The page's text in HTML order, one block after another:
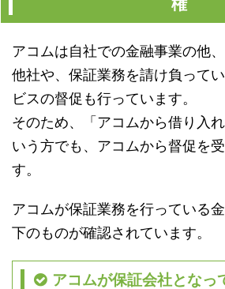
権
アコムは自社での金融事業の他
他社や、保証業務を請け負って
ビスの督促も行っています。
そのため、「アコムから借り入
いう方でも、アコムから督促を
す。
アコムが保証業務を行っている
下のものが確認されています。
アコムが保証会社となっ